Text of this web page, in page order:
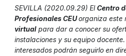
SEVILLA (2020.09.29) ElCentro
Profesionales CEUorganiza este
virtual para dar a conocer su
instalaciones y su equipo
interesados podrán seguirlo en